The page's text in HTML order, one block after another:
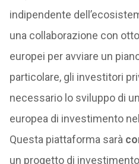
indipendente
una collaborazione con
europei per avviare un
particolare, gli investitori
necessario lo sviluppo di
europea di investimento
Questa piattaforma sarà
un progetto di